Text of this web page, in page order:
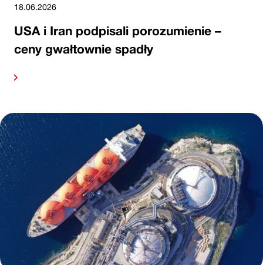
18.06.2026
USA i Iran podpisali porozumienie –
ceny gwałtownie spadły